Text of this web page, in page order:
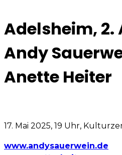
Adelsheim, 2.
Andy
Anette Heiter
17. Mai 2025, 19 Uhr,
www.andysauerwein.de